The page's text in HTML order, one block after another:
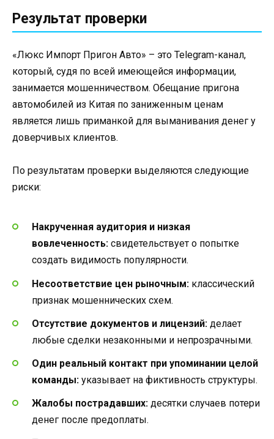
Результат проверки
«Люкс Импорт Пригон Авто» – это Telegram-канал,
который, судя по всей имеющейся информации,
занимается мошенничеством. Обещание пригона
автомобилей из Китая по заниженным ценам
является лишь приманкой для выманивания денег у
доверчивых клиентов.
По результатам проверки выделяются следующие
риски:
Накрученная аудитория и низкая
вовлеченность: свидетельствует о попытке
создать видимость популярности.
Несоответствие цен рыночным: классический
признак мошеннических схем.
Отсутствие документов и лицензий: делает
любые сделки незаконными и непрозрачными.
Один реальный контакт при упоминании целой
команды: указывает на фиктивность структуры.
Жалобы пострадавших: десятки случаев потери
денег после предоплаты.